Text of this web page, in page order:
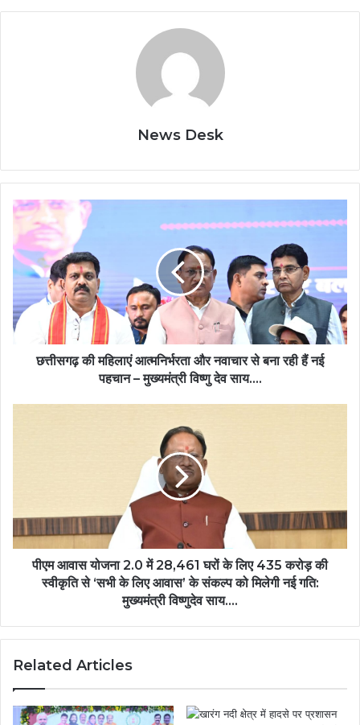
News Desk
छत्तीसगढ़
की
महिलाएं
आत्मनिर्भरता
और
नवाचार
से
बना
छत्तीसगढ़ की महिलाएं आत्मनिर्भरता और नवाचार से बना रही हैं नई
पहचान – मुख्यमंत्री विष्णु देव साय….
लिए
से
के
पीएम आवास योजना 2.0 में 28,461 घरों के लिए 435 करोड़ की
स्वीकृति से ‘सभी के लिए आवास’ के संकल्प को मिलेगी नई गति:
मुख्यमंत्री विष्णुदेव साय….
Related Articles